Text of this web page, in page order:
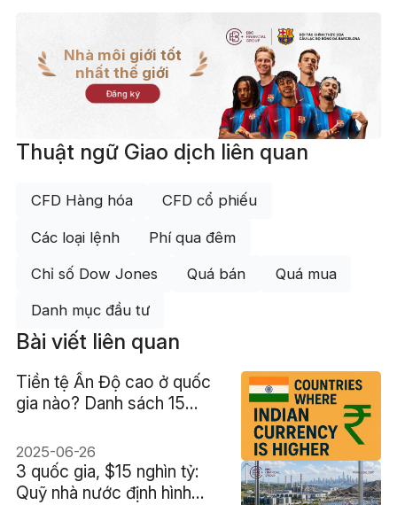
Nhà môi giới tốt
nhất thế giới
Đăng ký
Thuật ngữ Giao dịch liên quan
CFD Hàng hóa CFD cổ phiếu
Các loại lệnh Phí qua đêm
Chỉ số Dow Jones Quá bán Quá mua
Danh mục đầu tư
Bài viết liên quan
Tiền tệ Ấn Độ cao ở quốc
gia nào? Danh sách 15
2025-06-26
3 quốc gia, $15 nghìn tỷ:
Quỹ nhà nước định hình